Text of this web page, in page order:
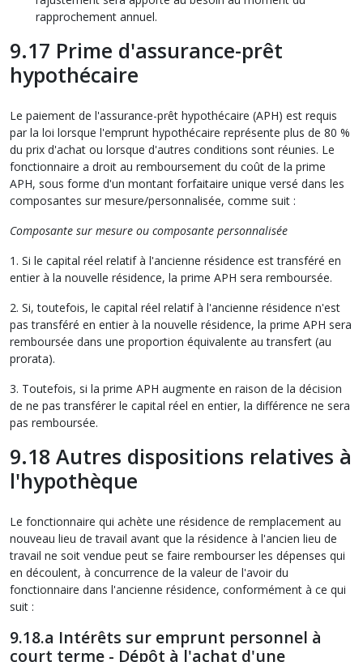
rapprochement annuel.
9.17 Prime d'assurance-prêt
hypothécaire
Le paiement de l'assurance-prêt hypothécaire (APH) est requis
par la loi lorsque l'emprunt hypothécaire représente plus de 80 %
du prix d'achat ou lorsque d'autres conditions sont réunies. Le
fonctionnaire a droit au remboursement du coût de la prime
APH, sous forme d'un montant forfaitaire unique versé dans les
composantes sur mesure/personnalisée, comme suit :
Composante sur mesure ou composante personnalisée
1. Si le capital réel relatif à l'ancienne résidence est transféré en
entier à la nouvelle résidence, la prime APH sera remboursée.
2. Si, toutefois, le capital réel relatif à l'ancienne résidence n'est
pas transféré en entier à la nouvelle résidence, la prime APH sera
remboursée dans une proportion équivalente au transfert (au
prorata).
3. Toutefois, si la prime APH augmente en raison de la décision
de ne pas transférer le capital réel en entier, la différence ne sera
pas remboursée.
9.18 Autres dispositions relatives à
l'hypothèque
Le fonctionnaire qui achète une résidence de remplacement au
nouveau lieu de travail avant que la résidence à l'ancien lieu de
travail ne soit vendue peut se faire rembourser les dépenses qui
en découlent, à concurrence de la valeur de l'avoir du
fonctionnaire dans l'ancienne résidence, conformément à ce qui
suit :
9.18.a Intérêts sur emprunt personnel à
court terme - Dépôt à l'achat d'une